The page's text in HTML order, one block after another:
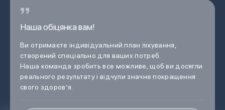
Наша обіцянка вам!
Ви отримаєте індивідуальний план лікування,
створений спеціально для ваших потреб.
Наша команда зробить все можливе, щоб ви досягли
реального результату і відчули значне покращення
свого здоров’я.